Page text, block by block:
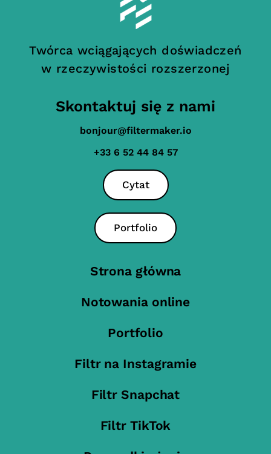
Twórca wciągających doświadczeń
w rzeczywistości rozszerzonej
Skontaktuj się z nami
bonjour@filtermaker.io
+33 6 52 44 84 57
Cytat
Portfolio
Strona główna
Notowania online
Portfolio
Filtr na Instagramie
Filtr Snapchat
Filtr TikTok